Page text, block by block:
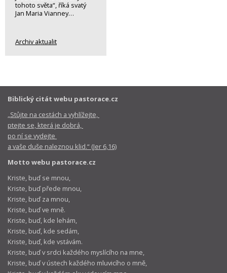
tohoto světa“, říká svatý
Jan Maria Vianney…
Archiv aktualit
Biblický citát webu pastorace.cz
„Stůjte na cestách a vyhlížejte,
ptejte se, která je dobrá,
po ní se vydejte
a vaše duše naleznou klid.“ (Jer 6,16)
Motto webu pastorace.cz
Kriste, buď se mnou,
Kriste, buď přede mnou,
Kriste, buď za mnou,
Kriste, buď ve mně.
Kriste, buď, kde lehám,
Kriste, buď, kde sedám,
Kriste, buď, kde vstávám.
Kriste, buď v srdci každého myslícího na mne,
Kriste, buď v ústech každého mluvicího o mně,